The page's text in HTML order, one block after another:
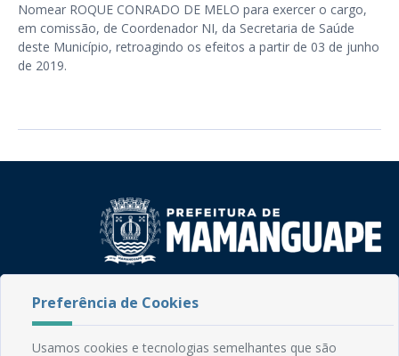
Nomear ROQUE CONRADO DE MELO para exercer o cargo,
em comissão, de Coordenador NI, da Secretaria de Saúde
deste Município, retroagindo os efeitos a partir de 03 de junho
de 2019.
CEP: 58.280-000 - Mamanguape/PB
Fone: (83) 3292-2246
Email: comunicacao@mamanguape.pb.gov.br
Preferência de Cookies
Usamos cookies e tecnologias semelhantes que são